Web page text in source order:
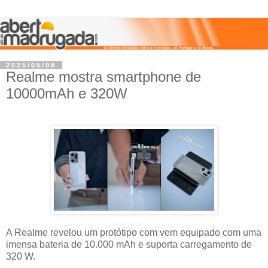
2025/05/08
Realme mostra smartphone de
10000mAh e 320W
A Realme revelou um protótipo com vem equipado com uma
imensa bateria de 10.000 mAh e suporta carregamento de
320 W.